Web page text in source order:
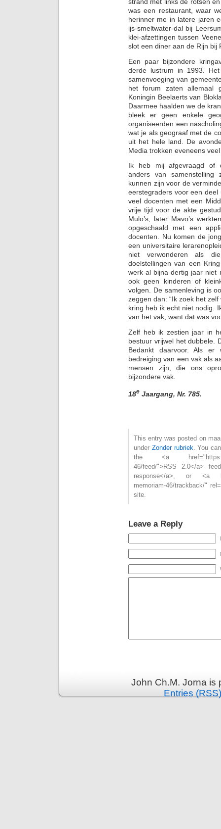
was een restaurant, waar
herinner me in latere jaren
ijs-smeltwater-dal bij
klei-afzettingen tussen
slot een diner aan de Rijn bij
Een paar bijzondere
derde lustrum in 1993.
samenvoeging van
het forum zaten allemaal
Koningin Beelaerts van
Daarmee haalden we de
bleek er geen enkele
organiseerden een
wat je als geograaf met de
uit het hele land. De
Media trokken eveneens
Ik heb mij afgevraagd of
anders van samenstelling
kunnen zijn voor de
eerstegraders voor een
veel docenten met een
vrije tijd voor de akte
Mulo’s, later Mavo’s
opgeschaald met een
docenten. Nu komen de
een universitaire
niet verwonderen als
doelstellingen van een
werk al bijna dertig jaar niet
ook geen kinderen of
volgen. De samenleving is
zeggen dan: “Ik zoek het
kring heb ik echt niet nodig.
van het vak, want dat was
Zelf heb ik zestien jaar in
bestuur vrijwel het dubbele.
Bedankt daarvoor. Als
bedreiging van een vak als
mensen zijn, die ons
bijzondere vak.
18e Jaargang, Nr. 785.
This entry was posted on
under Zonder rubriek . You
the <a href="https://
46/feed/">RSS 2.0</a>
response</a>, or <a
memoriam-46/trackback/"
site.
Leave a Reply
John Ch.M. Jorna
Entries (RSS)